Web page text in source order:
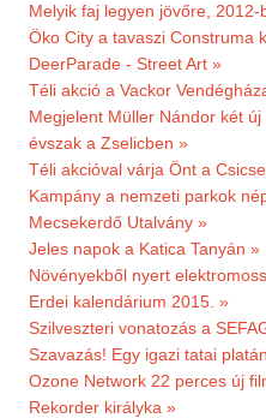
Melyik faj legyen jövőre,
Öko City a tavaszi Construma
DeerParade - Street Art »
Téli akció a Vackor
Megjelent Müller Nándor két
évszak a Zselicben »
Téli akcióval várja Önt a
Kampány a nemzeti parkok
Mecsekerdő Utalvány »
Jeles napok a Katica Tanyán »
Növényekből nyert
Erdei kalendárium 2015. »
Szilveszteri vonatozás a
Szavazás! Egy igazi tatai
Ozone Network 22 perces új
Rekorder királyka »